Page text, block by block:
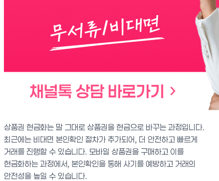
상품권 현금화는 말 그대로 상품권을 현금으로 바꾸는 과정입니다.
최근에는 비대면 본인확인 절차가 추가되어, 더 안전하고 빠르게
거래를 진행할 수 있습니다. 모바일 상품권을 구매하고 이를
현금화하는 과정에서, 본인확인을 통해 사기를 예방하고 거래의
안전성을 높일 수 있습니다.